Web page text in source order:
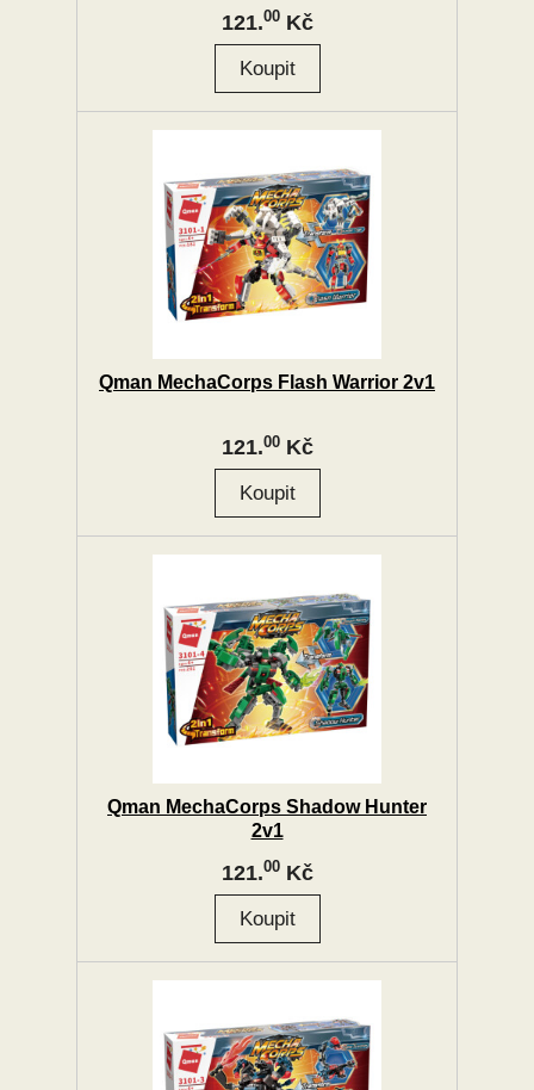
121.00Kč
Qman MechaCorps Flash Warrior 2v1
121.00Kč
Qman MechaCorps Shadow Hunter
2v1
121.00Kč